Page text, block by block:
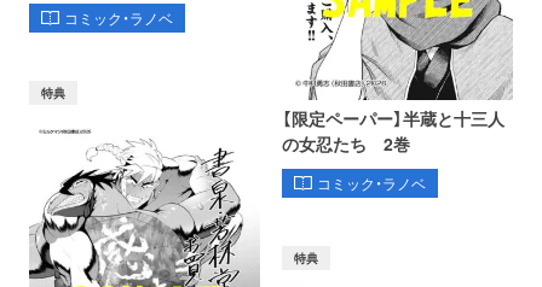
コミック・ラノベ
【限定ペーパー】半蔵と十三人
の女忍たち 2巻
コミック・ラノベ
特典
特典